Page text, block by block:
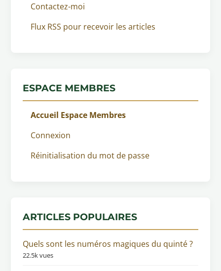
Contactez-moi
Flux RSS pour recevoir les articles
ESPACE MEMBRES
Accueil Espace Membres
Connexion
Réinitialisation du mot de passe
ARTICLES POPULAIRES
Quels sont les numéros magiques du quinté ?
22.5k vues